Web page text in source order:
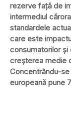
rezerve faţă de
intermediul
standardele
care este
consumatorilor
creșterea medie
Concentrându-
europeană pune